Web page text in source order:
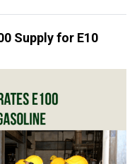
Supply for E10